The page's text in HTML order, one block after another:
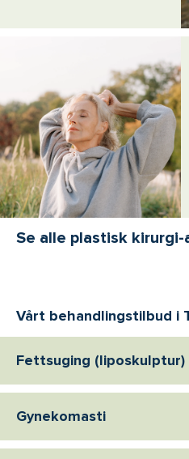
Se alle plastisk
Vårt behandlingstilbud i
Fettsuging (liposkulptur)
Gynekomasti